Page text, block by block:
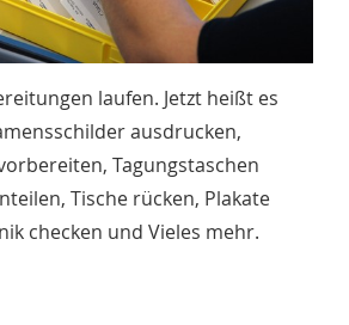
laufen. Jetzt heißt es
ausdrucken,
Tagungstaschen
Tische rücken, Plakate
checken und Vieles mehr.